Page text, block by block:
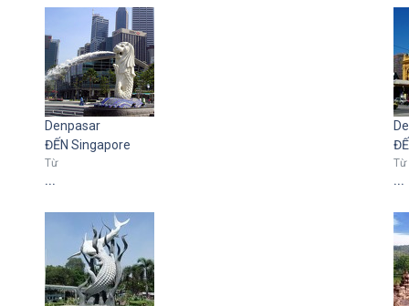
Denpasar
ĐẾN Singapore
Từ
...
Từ
...